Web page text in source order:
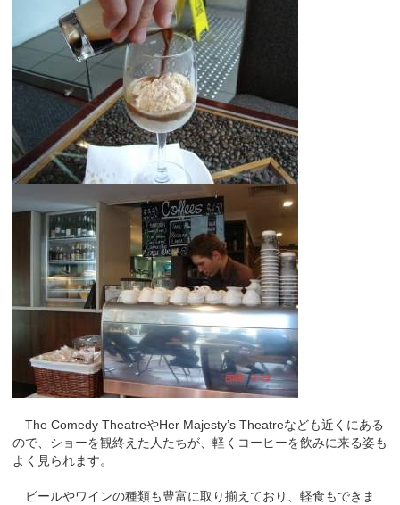
The Comedy TheatreやHer Majesty’s Theatreなども近くにある
ので、ショーを観終えた人たちが、軽くコーヒーを飲みに来る姿も
よく見られます。
ビールやワインの種類も豊富に取り揃えており、軽食もできま